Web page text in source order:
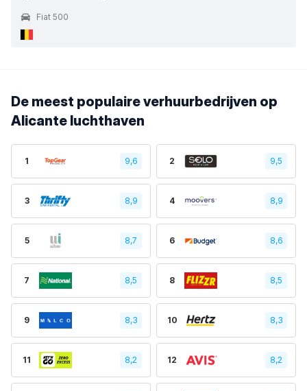
Fiat 500
De meest populaire verhuurbedrijven op
Alicante luchthaven
1 9,6 2 9,5
3 8,9 4 8,9
5 8,7 6 8,6
7 8,5 8 8,5
9 8,3 10 8,3
11 8,2 12 8,2